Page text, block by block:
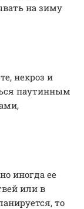
на зиму
некроз и
паутинным
иногда ее
или в
то